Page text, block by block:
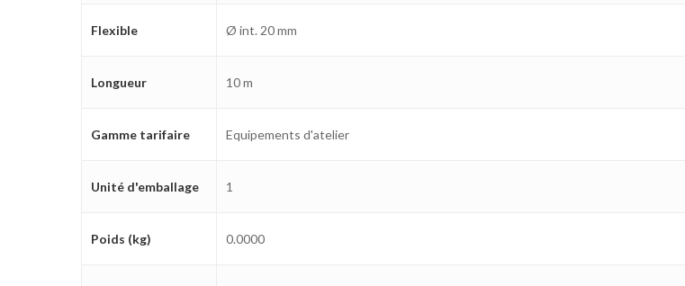
Flexible Ø int. 20 mm
Longueur 10 m
Gamme tarifaire Equipements d'atelier
Unité d'emballage 1
Poids (kg) 0.0000